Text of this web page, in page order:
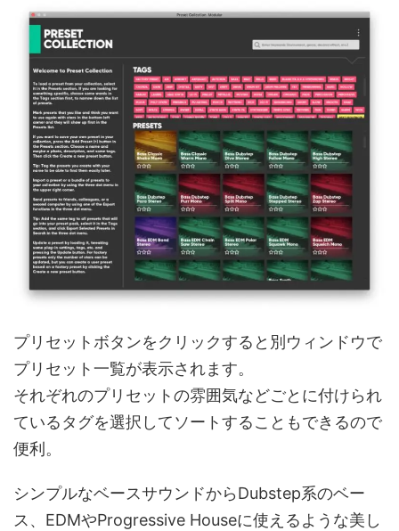
プリセットボタンをクリックすると別ウィンドウで
プリセット一覧が表示されます。
それぞれのプリセットの雰囲気などごとに付けられ
ているタグを選択してソートすることもできるので
便利。
シンプルなベースサウンドからDubstep系のベー
ス、EDMやProgressive Houseに使えるような美し